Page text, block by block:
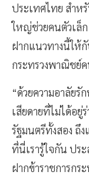
ประเทศไทย สำห
ใหญ่ช่วยคนตัวเล็
ฝากแนวทางนี้ให้
กระทรวงพาณิชย์
“ด้วยความอาลัย
เสียดายที่ไม่ได้อ
รัฐมนตรีทั้งสอง ถึ
ที่นี่เรารู้ใจกัน ปร
ฝากข้าราชการก